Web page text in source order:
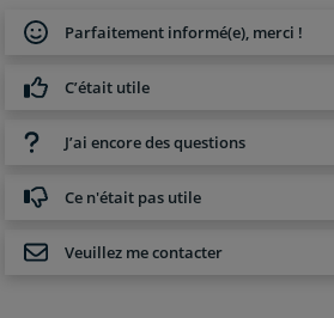
Parfaitement informé(e), merci !
C’était utile
J’ai encore des questions
Ce n'était pas utile
Veuillez me contacter